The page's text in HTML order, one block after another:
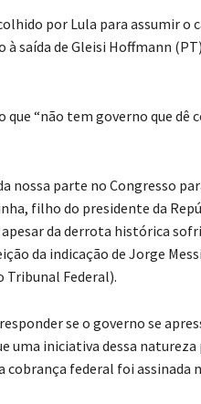
por Lula para assumir o
saída de Gleisi Hoffmann
“não tem governo que dê
nossa parte no Congresso
filho do presidente da
da derrota histórica
da indicação de Jorge
Tribunal Federal).
se o governo se
uma iniciativa dessa
cobrança federal foi assinada